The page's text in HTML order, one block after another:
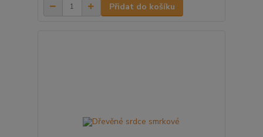
Přidat do košíku